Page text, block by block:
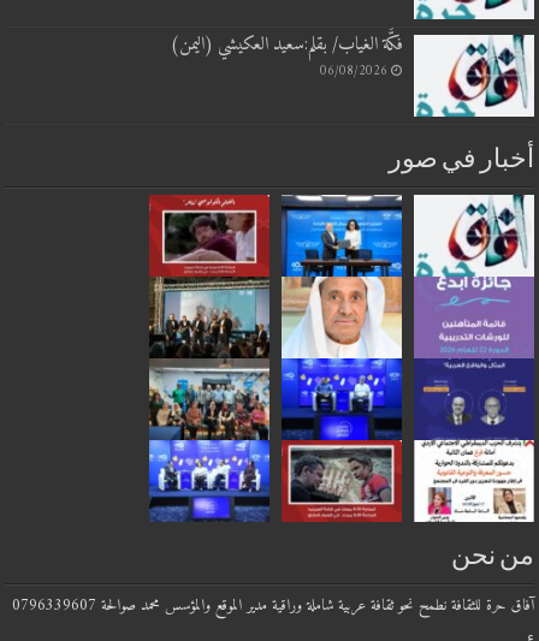
فكَّة الغياب/ بقلم:سعيد العكيشي (اليمن)
06/08/2026
أخبار في صور
من نحن
آفاق حرة للثقافة نطمح نحو ثقافة عربية شاملة وراقية مدير الموقع والمؤسس محمد صوالحة 0796339607